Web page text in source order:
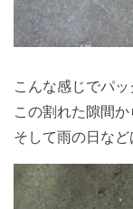
こんな感じでパ
この割れた隙間
そして雨の日など